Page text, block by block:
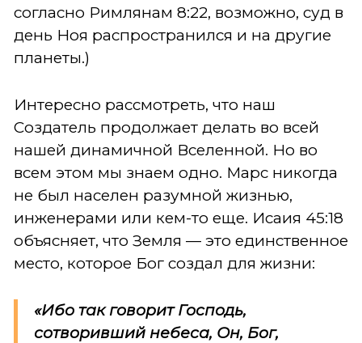
согласно Римлянам 8:22, возможно, суд в
день Ноя распространился и на другие
планеты.)
Интересно рассмотреть, что наш
Создатель продолжает делать во всей
нашей динамичной Вселенной. Но во
всем этом мы знаем одно. Марс никогда
не был населен разумной жизнью,
инженерами или кем-то еще. Исаия 45:18
объясняет, что Земля — это единственное
место, которое Бог создал для жизни:
«Ибо так говорит Господь,
сотворивший небеса, Он, Бог,